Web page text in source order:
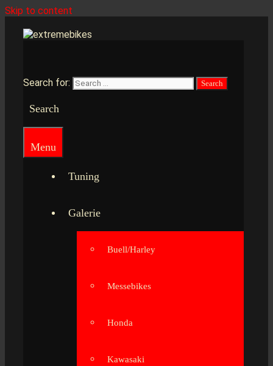
Skip to content
Search for:
Search
Menu
Tuning
Galerie
Buell/Harley
Messebikes
Honda
Kawasaki